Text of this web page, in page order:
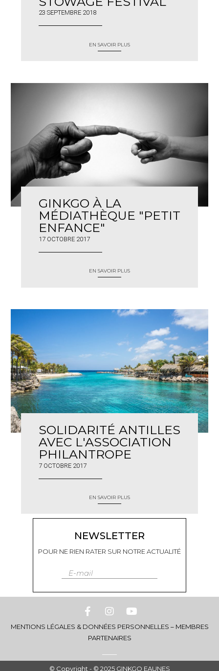
23 SEPTEMBRE 2018
EN SAVOIR PLUS
GINKGO À LA
MÉDIATHÈQUE "PETIT
ENFANCE"
17 OCTOBRE 2017
EN SAVOIR PLUS
SOLIDARITÉ ANTILLES
AVEC L'ASSOCIATION
PHILANTROPE
7 OCTOBRE 2017
EN SAVOIR PLUS
NEWSLETTER
POUR NE RIEN RATER SUR NOTRE ACTUALITÉ
E-mail
MENTIONS LÉGALES & DONNÉES PERSONNELLES – MEMBRES
PARTENAIRES
© Copyright - © 2025 GINKGO EAUNES